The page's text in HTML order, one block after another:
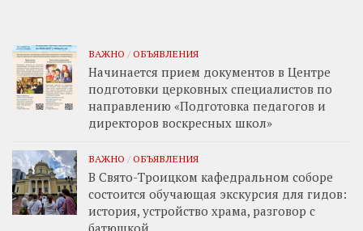
ВАЖНО / ОБЪЯВЛЕНИЯ
Начинается прием документов в Центре
подготовки церковных специалистов по
направлению «Подготовка педагогов и
директоров воскресных школ»
ВАЖНО / ОБЪЯВЛЕНИЯ
В Свято-Троицком кафедральном соборе
состоится обучающая экскурсия для гидов:
история, устройство храма, разговор с